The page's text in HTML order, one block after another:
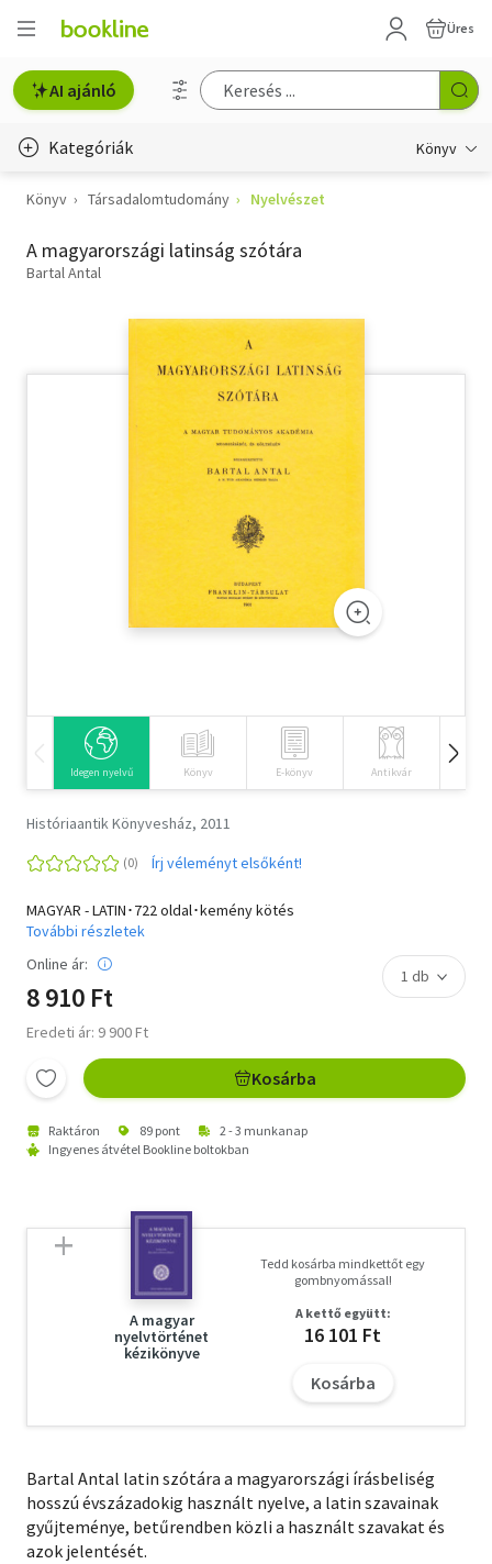
Üres
AI ajánló
Kategóriák Könyv
Életmód, egészség
Erotika
Szótár, nyelvkönyv
Tankönyv, segédkönyv
Társadalomtudomány
Történelem
Vallás
Könyv Társadalomtudomány Nyelvészet
A magyarországi latinság szótára
Bartal Antal
Idegen nyelvű Könyv E-könyv Antikvár
Históriaantik Könyvesház, 2011
Írj véleményt elsőként!
MAGYAR - LATIN･722 oldal･kemény kötés
További részletek
Online ár:
8 910 Ft
Eredeti ár: 9 900 Ft
Kosárba
Raktáron 89 pont
2 - 3 munkanap
Ingyenes átvétel Bookline boltokban
A magyar
nyelvtörténet
kézikönyve
Tedd kosárba mindkettőt egy
gombnyomással!
A kettő együtt:
16 101 Ft
Kosárba
Bartal Antal latin szótára a magyarországi írásbeliség
hosszú évszázadokig használt nyelve, a latin szavainak
gyűjteménye, betűrendben közli a használt szavakat és
azok jelentését.